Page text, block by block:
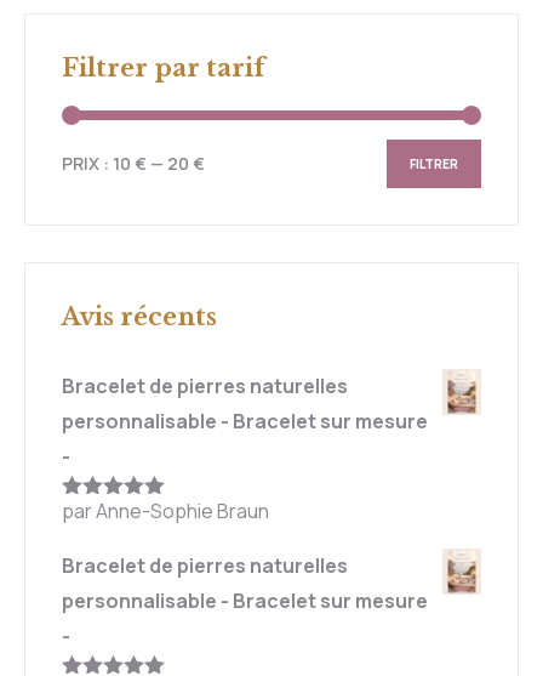
Filtrer par tarif
FILTRER
PRIX : 10 € — 20 €
Avis récents
Bracelet de pierres naturelles
personnalisable - Bracelet sur mesure
-
Note5sur
par Anne-Sophie Braun
Bracelet de pierres naturelles
personnalisable - Bracelet sur mesure
-